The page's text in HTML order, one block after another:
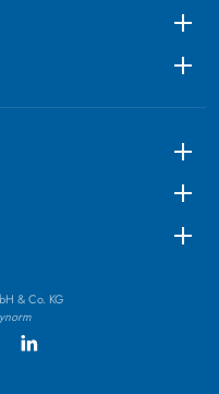
& Co. KG